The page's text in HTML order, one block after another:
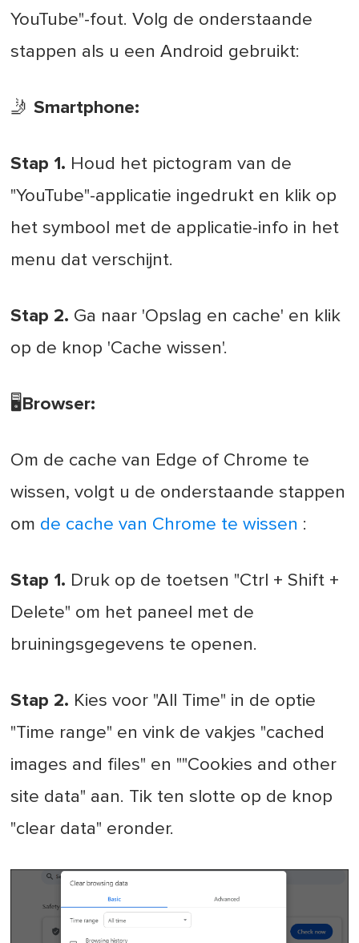
YouTube"-fout. Volg de onderstaande
stappen als u een Android gebruikt:
🤳Smartphone:
Stap 1. Houd het pictogram van de
"YouTube"-applicatie ingedrukt en klik op
het symbool met de applicatie-info in het
menu dat verschijnt.
Stap 2. Ga naar 'Opslag en cache' en klik
op de knop 'Cache wissen'.
🖥️Browser:
Om de cache van Edge of Chrome te
wissen, volgt u de onderstaande stappen
om de cache van Chrome te wissen :
Stap 1. Druk op de toetsen "Ctrl + Shift +
Delete" om het paneel met de
bruiningsgegevens te openen.
Stap 2. Kies voor "All Time" in de optie
"Time range" en vink de vakjes "cached
images and files" en ""Cookies and other
site data" aan. Tik ten slotte op de knop
"clear data" eronder.